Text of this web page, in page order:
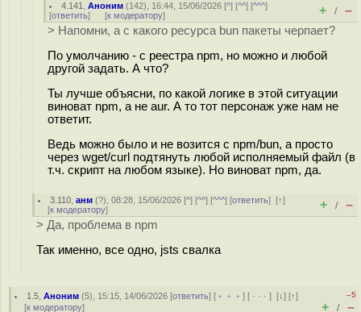
4.141 ,Аноним (142), 16:44, 15/06/2026 [^] [^^] [^^^]
[ответить] [к модератору] + / –
> Напомни, а с какого ресурса bun пакеты черпает?
По умолчанию - с реестра npm, но можно и любой
другой задать. А что?
Ты лучше объясни, по какой логике в этой ситуации
виноват npm, а не aur. А то тот персонаж уже нам не
ответит.
Ведь можно было и не возится с npm/bun, а просто
через wget/curl подтянуть любой исполняемый файл (в
т.ч. скрипт на любом языке). Но виноват npm, да.
3.110 ,анм (?), 08:28, 15/06/2026 [^] [^^] [^^^] [ответить][↑]
[к модератору] + / –
> Да, проблема в npm
Так именно, все одно, jsts свалка
1.5 ,Аноним (5), 15:15, 14/06/2026 [ответить] [ ﹢﹢﹢] [ · · ·][↓] [↑]
[к модератору]
–5
+ / –